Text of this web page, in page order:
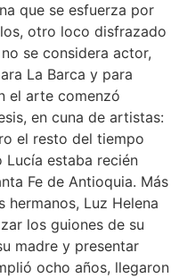
que se esfuerza por
otro loco disfrazado
se considera actor,
La Barca y para
el arte comenzó
en cuna de artistas:
el resto del tiempo
Lucía estaba recién
Fe de Antioquia. Más
hermanos, Luz Helena
los guiones de su
madre y presentar
ocho años, llegaron